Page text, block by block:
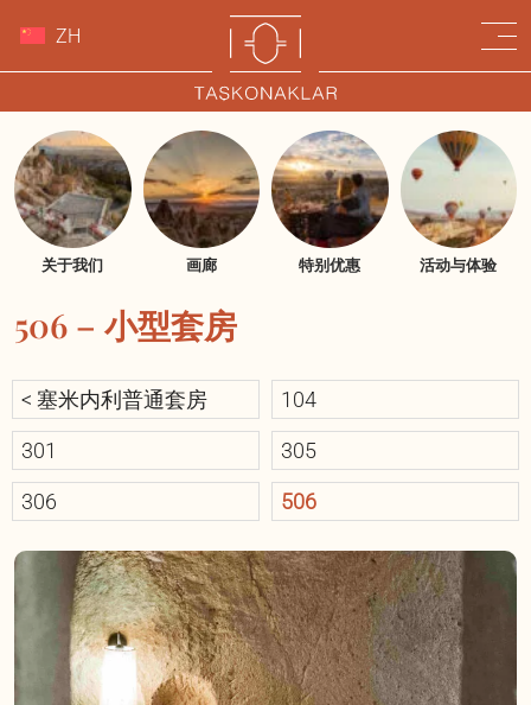
ZH
关于我们 画廊 特别优惠 活动与体验
506 – 小型套房
< 塞米内利普通套房 104
301 305
306 506